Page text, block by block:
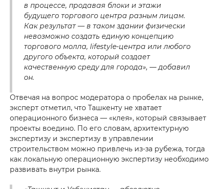
в процессе, продавая блоки и этажи
будущего торгового центра разным лицам.
Как результат — в таком здании физически
невозможно создать единую концепцию
торгового молла, lifestyle-центра или любого
другого объекта, который создает
качественную среду для города», — добавил
он.
Отвечая на вопрос модератора о пробелах на рынке,
эксперт отметил, что Ташкенту не хватает
операционного бизнеса — «клея», который связывает
проекты воедино. По его словам, архитектурную
экспертизу и экспертизу в управлении
строительством можно привлечь из-за рубежа, тогда
как локальную операционную экспертизу необходимо
развивать внутри рынка.